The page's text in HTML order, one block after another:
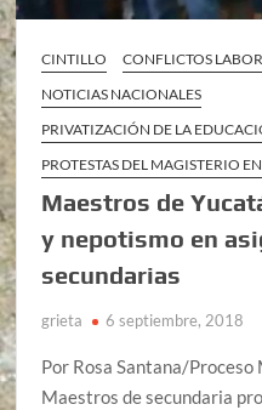
CINTILLO
CONFLICTOS
NOTICIAS NACIONALES
PRIVATIZACIÓN DE LA
PROTESTAS DEL MAGISTERIO
Maestros de
y nepotismo en
secundarias
grieta 6 septiembre, 2018
Por Rosa Santana/Proceso
Maestros de secundaria